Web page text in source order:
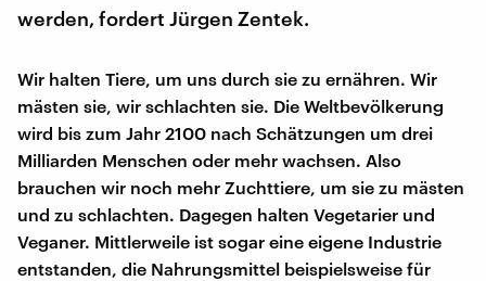
werden, fordert Jürgen Zentek.
Wir halten Tiere, um uns durch sie zu ernähren. Wir
mästen sie, wir schlachten sie. Die Weltbevölkerung
wird bis zum Jahr 2100 nach Schätzungen um drei
Milliarden Menschen oder mehr wachsen. Also
brauchen wir noch mehr Zuchttiere, um sie zu mästen
und zu schlachten. Dagegen halten Vegetarier und
Veganer. Mittlerweile ist sogar eine eigene Industrie
entstanden, die Nahrungsmittel beispielsweise für